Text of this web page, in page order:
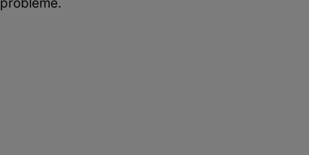
probleme.